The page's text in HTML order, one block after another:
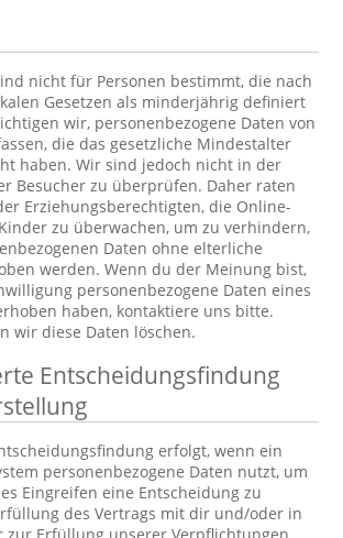
nicht für Personen bestimmt, die nach
Gesetzen als minderjährig definiert
wir, personenbezogene Daten von
die das gesetzliche Mindestalter
haben. Wir sind jedoch nicht in der
Besucher zu überprüfen. Daher raten
Erziehungsberechtigten, die Online-
zu überwachen, um zu verhindern,
Daten ohne elterliche
werden. Wenn du der Meinung bist,
personenbezogene Daten eines
haben, kontaktiere uns bitte.
wir diese Daten löschen.
Entscheidungsfindung
erfolgt, wenn ein
personenbezogene Daten nutzt, um
Eingreifen eine Entscheidung zu
des Vertrags mit dir und/oder in